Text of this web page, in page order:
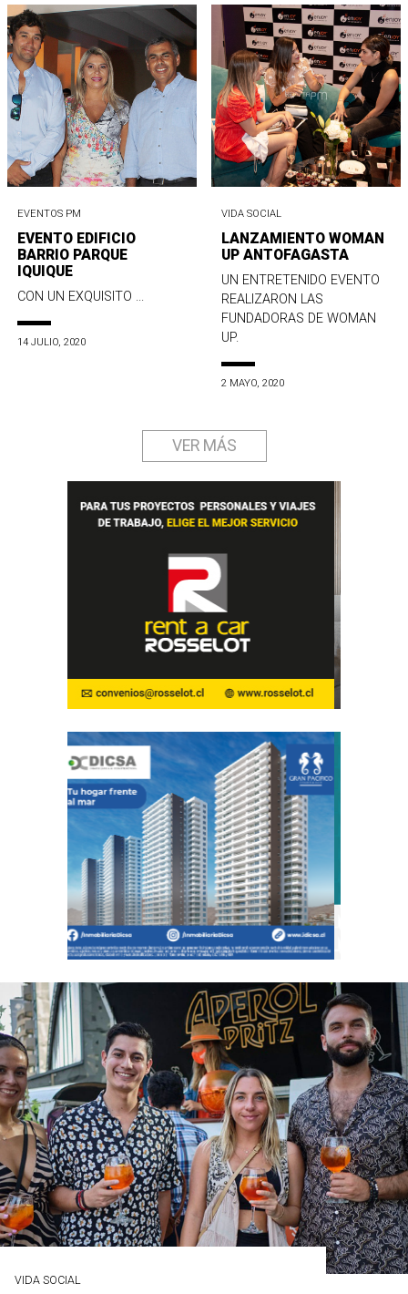
EVENTOS PM
EVENTO EDIFICIO
BARRIO PARQUE
IQUIQUE
CON UN EXQUISITO ...
14 JULIO, 2020
VIDA SOCIAL
LANZAMIENTO WOMAN
UP ANTOFAGASTA
UN ENTRETENIDO EVENTO
REALIZARON LAS
FUNDADORAS DE WOMAN
UP.
2 MAYO, 2020
VER MÁS
VIDA SOCIAL